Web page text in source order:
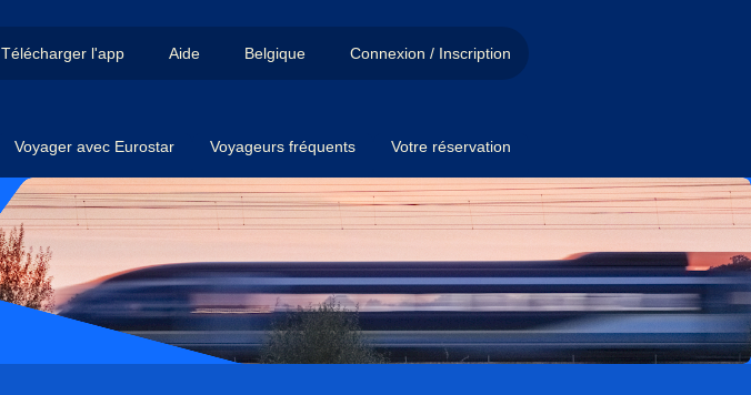
Télécharger l'app Aide Belgique Connexion / Inscription
Voyager avec Eurostar Voyageurs fréquents Votre réservation